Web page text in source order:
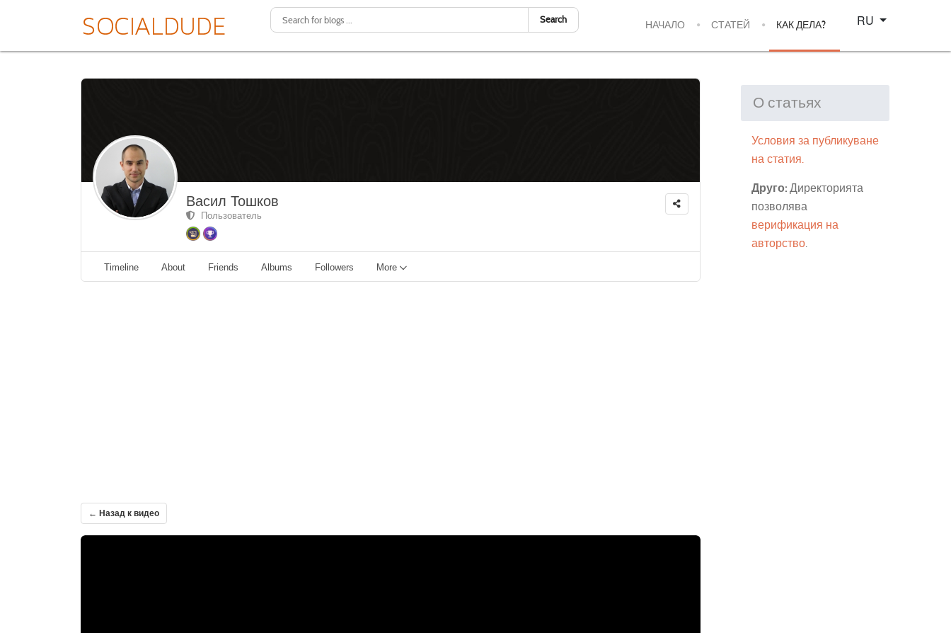
Search НАЧАЛО СТАТЕЙ КАК ДЕЛА?
Select your language
RU
Васил Тошков
Пользователь
Timeline About Friends Albums Followers More
← Назад к видео
О статьях
Условия за публикуване
на статия.
Друго: Директорията
позволява
верификация на
авторство.